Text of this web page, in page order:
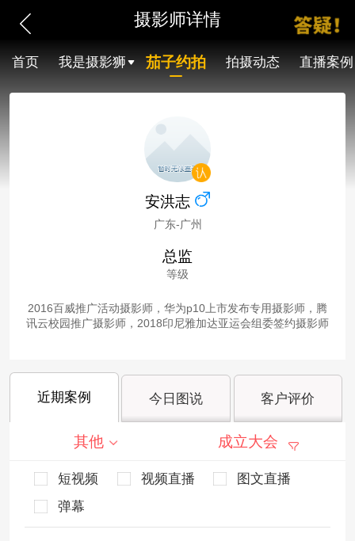
摄影师详情
首页 我是摄影狮 茄子约拍 拍摄动态 直播案例
安洪志
广东-广州
总监
等级
2016百威推广活动摄影师，华为p10上市发布专用摄影师，腾
讯云校园推广摄影师，2018印尼雅加达亚运会组委签约摄影师
近期案例 今日图说 客户评价
其他 成立大会
短视频 视频直播
图文直播
弹幕